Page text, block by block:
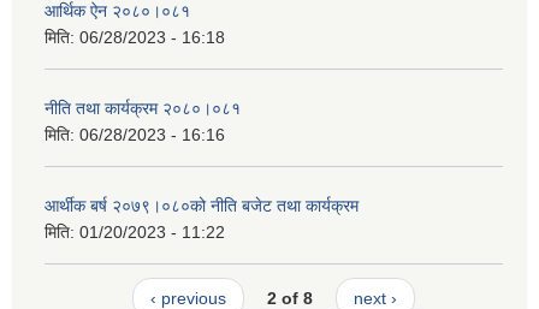
आर्थिक ऐन २०८०।०८१
मिति: 06/28/2023 - 16:18
नीति तथा कार्यक्रम २०८०।०८१
मिति: 06/28/2023 - 16:16
आर्थीक बर्ष २०७९।०८०को नीति बजेट तथा कार्यक्रम
मिति: 01/20/2023 - 11:22
‹ previous 2 of 8 next ›